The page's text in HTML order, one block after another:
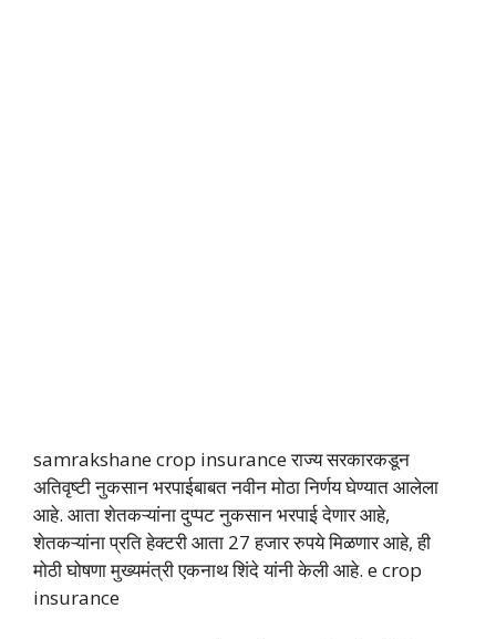
samrakshane crop insurance राज्य सरकारकडून
अतिवृष्टी नुकसान भरपाईबाबत नवीन मोठा निर्णय घेण्यात आलेला
आहे. आता शेतकऱ्यांना दुप्पट नुकसान भरपाई देणार आहे,
शेतकऱ्यांना प्रति हेक्‍टरी आता 27 हजार रुपये मिळणार आहे, ही
मोठी घोषणा मुख्यमंत्री एकनाथ शिंदे यांनी केली आहे. e crop
insurance